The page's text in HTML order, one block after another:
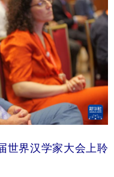
世界汉学家大会上聆